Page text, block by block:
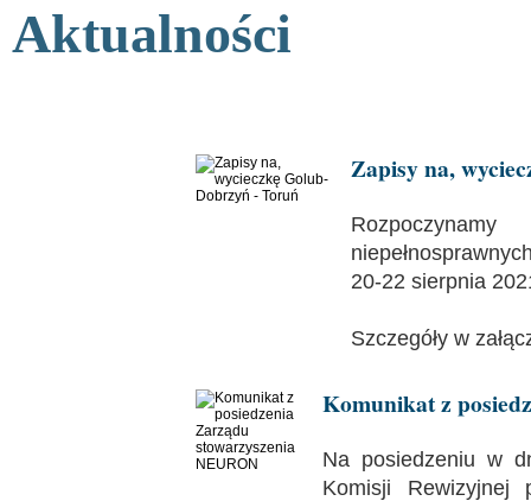
Aktualności
Zapisy na,
20-22 sierpnia
Szczegóły w
Komunikat z
Na posiedzeniu w
Komisji Rewizyjnej